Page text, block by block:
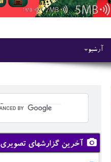
آرشیو
آخرین گزارشهای تصویری